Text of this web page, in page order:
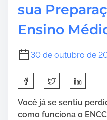
n
L
u
x
:
g
â
sua
Ensino
30 de outubro de
h
a
r
Você já se sentiu
como funciona o